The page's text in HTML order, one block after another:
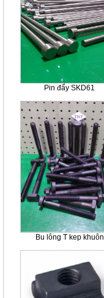
Pin đẩy SKD61
Bu lông T kep khuôn